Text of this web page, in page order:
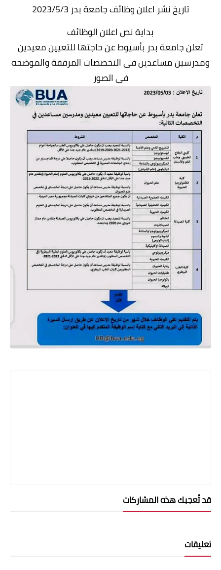
تاريخ نشر اعلان وظائف جامعة بدر 2023/5/3
بداية نص اعلان الوظائف
تعلن جامعة بدر بأسيوط عن حاجتها للتعيين معيدين
ومدرسين مساعدين فى التخصصات المرفقة والموضحه
فى الصور
قد تُعجبك هذه المشاركات
تعليقات